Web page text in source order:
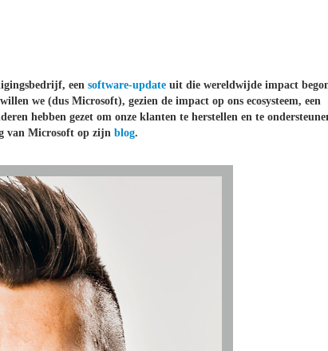
een software-update uit die wereldwijde impact
we (dus Microsoft), gezien de impact op ons ecosysteem, een
hebben gezet om onze klanten te herstellen en te
van Microsoft op zijn blog.